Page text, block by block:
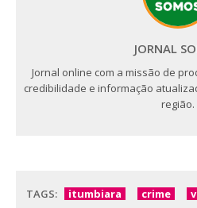
JORNAL
Jornal online com a missão de
credibilidade e informação
região.
TAGS: itumbiara crime